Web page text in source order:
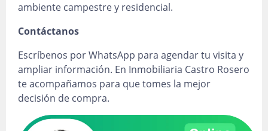
ambiente campestre y residencial.
Contáctanos
Escríbenos por WhatsApp para agendar tu visita y
ampliar información. En Inmobiliaria Castro Rosero
te acompañamos para que tomes la mejor
decisión de compra.